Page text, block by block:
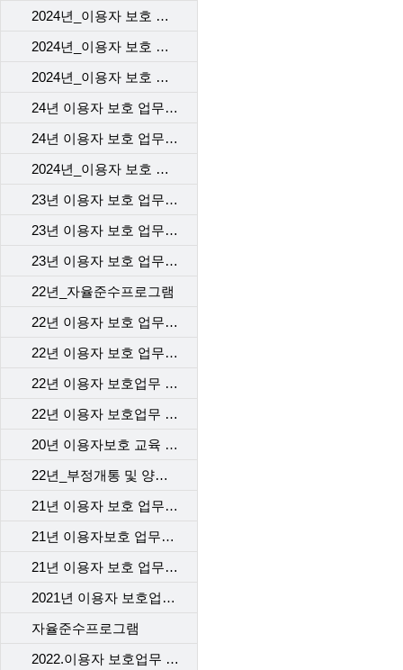
2024년_이용자 보호 업무 교육 2차_본사
2024년_이용자 보호 업무 교육 2차_개통센터
2024년_이용자 보호 업무 교육 2차_고객센터
24년 이용자 보호 업무 교육 1차 _개통센터
24년 이용자 보호 업무 교육 1차 _본사
2024년_이용자 보호 업무 교육 1차_고객센터
23년 이용자 보호 업무 교육_1차_고객센터
23년 이용자 보호 업무 교육_2차_고객센터
23년 이용자 보호 업무 교육 - 개통센터
22년_자율준수프로그램
22년 이용자 보호 업무 교육 1차_본사
22년 이용자 보호 업무 교육 2차_본사
22년 이용자 보호업무 교육-1차 고객센터
22년 이용자 보호업무 교육 _2차 고객센터
20년 이용자보호 교육 2차
22년_부정개통 및 양도행위등 법규위반 전기통신사업자 처벌 및 행정제재
21년 이용자 보호 업무 교육_본사
21년 이용자보호 업무교육 1차 _대리점
21년 이용자 보호 업무 교육 2차_대리점
2021년 이용자 보호업무 교육_고객센터
자율준수프로그램
2022.이용자 보호업무 교육_계약 시 고객에게 제공해야 할 필수고지동의사항